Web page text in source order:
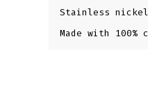
Stainless
Made with